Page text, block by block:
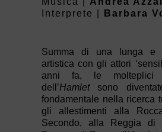
Interprete |
Barbara
Summa di una lunga e
artistica con gli attori
anni fa, le molteplici
dell’Hamletsono
fondamentale nella ricerca
gli allestimenti alla
Secondo, alla Reggia di